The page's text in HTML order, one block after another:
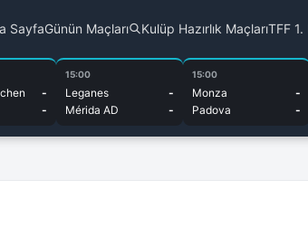
SayfaGünün Maçları Kulüp Hazırlık MaçlarıTFF 1.
-
-
15:00
Leganes
-
Mérida AD
-
15:00
Monza
-
Padova
-